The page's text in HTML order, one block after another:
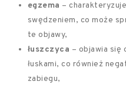
egzema –
swędzeniem, co może
te objawy,
łuszczyca – objawia się
łuskami, co również
zabiegu,